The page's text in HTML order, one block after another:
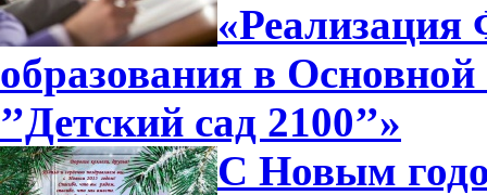
образования в
’’Детский сад 2100’’»
С Новым